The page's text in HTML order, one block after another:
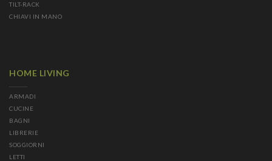
TILT-RACK
CHIAVI IN MANO
HOME LIVING
ARMADI
CUCINE
BAGNI
LIBRERIE
SOGGIORNI
LETTI